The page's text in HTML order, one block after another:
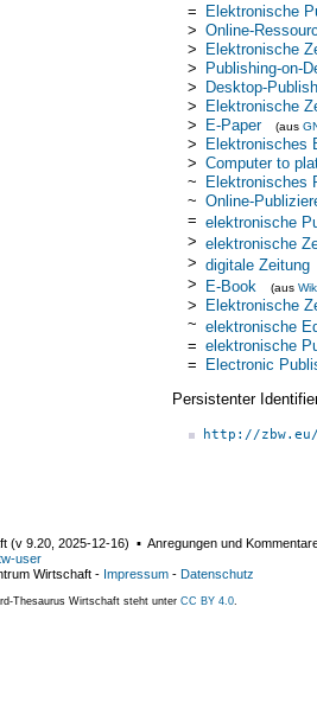
= Elektronische
> Online-
> Elektronische
> Publishing-on-
> Desktop-
> Elektronische
> E-Paper (aus
> Elektronisches
> Computer to
~ Elektronisches
~ Online-
= elektronische
> elektronische
> digitale Zeitung
> E-Book (aus
> Elektronische
~ elektronische
= elektronische
= Electronic
Persistenter
http://
(v 9.20 2025-12-16) ▪ Anregungen und
user
Wirtschaft - Impressum - Datenschutz
Thesaurus Wirtschaft steht unter CC BY 4.0